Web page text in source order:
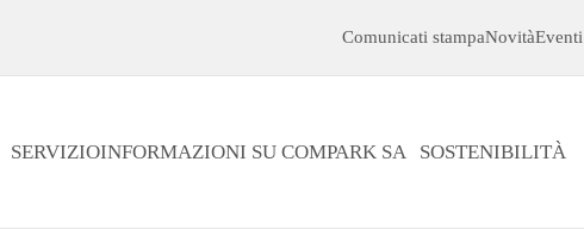
Comunicati stampaNovitàEventi
SERVIZIOINFORMAZIONI SU COMPARK SA SOSTENIBILITÀ